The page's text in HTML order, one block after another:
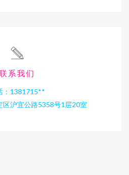
系我们
：1381715**
区沪宜公路5358号1层20室